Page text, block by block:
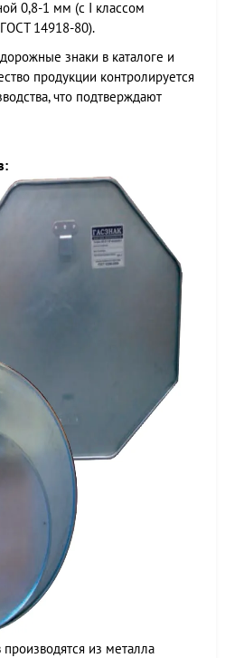
0,8-1 мм (с I классом
14918-80).
знаки в каталоге и
продукции контролируется
что подтверждают
из металла